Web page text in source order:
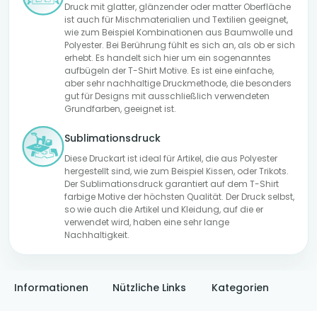
Druck mit glatter, glänzender oder matter Oberfläche
ist auch für Mischmaterialien und Textilien geeignet,
wie zum Beispiel Kombinationen aus Baumwolle und
Polyester. Bei Berührung fühlt es sich an, als ob er sich
erhebt. Es handelt sich hier um ein sogenanntes
aufbügeln der T-Shirt Motive. Es ist eine einfache,
aber sehr nachhaltige Druckmethode, die besonders
gut für Designs mit ausschließlich verwendeten
Grundfarben, geeignet ist.
Sublimationsdruck
Diese Druckart ist ideal für Artikel, die aus Polyester
hergestellt sind, wie zum Beispiel Kissen, oder Trikots.
Der Sublimationsdruck garantiert auf dem T-Shirt
farbige Motive der höchsten Qualität. Der Druck selbst,
so wie auch die Artikel und Kleidung, auf die er
verwendet wird, haben eine sehr lange
Nachhaltigkeit.
Informationen Nützliche Links Kategorien